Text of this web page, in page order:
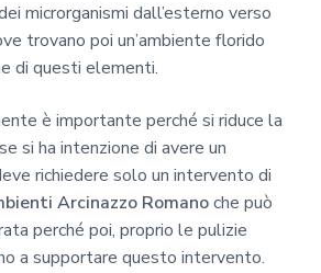
microrganismi dall’esterno verso
trovano poi un’ambiente florido
di questi elementi.
è importante perché si riduce la
si ha intenzione di avere un
richiedere solo un intervento di
Arcinazzo Romanoche può
perché poi, proprio le pulizie
a supportare questo intervento.